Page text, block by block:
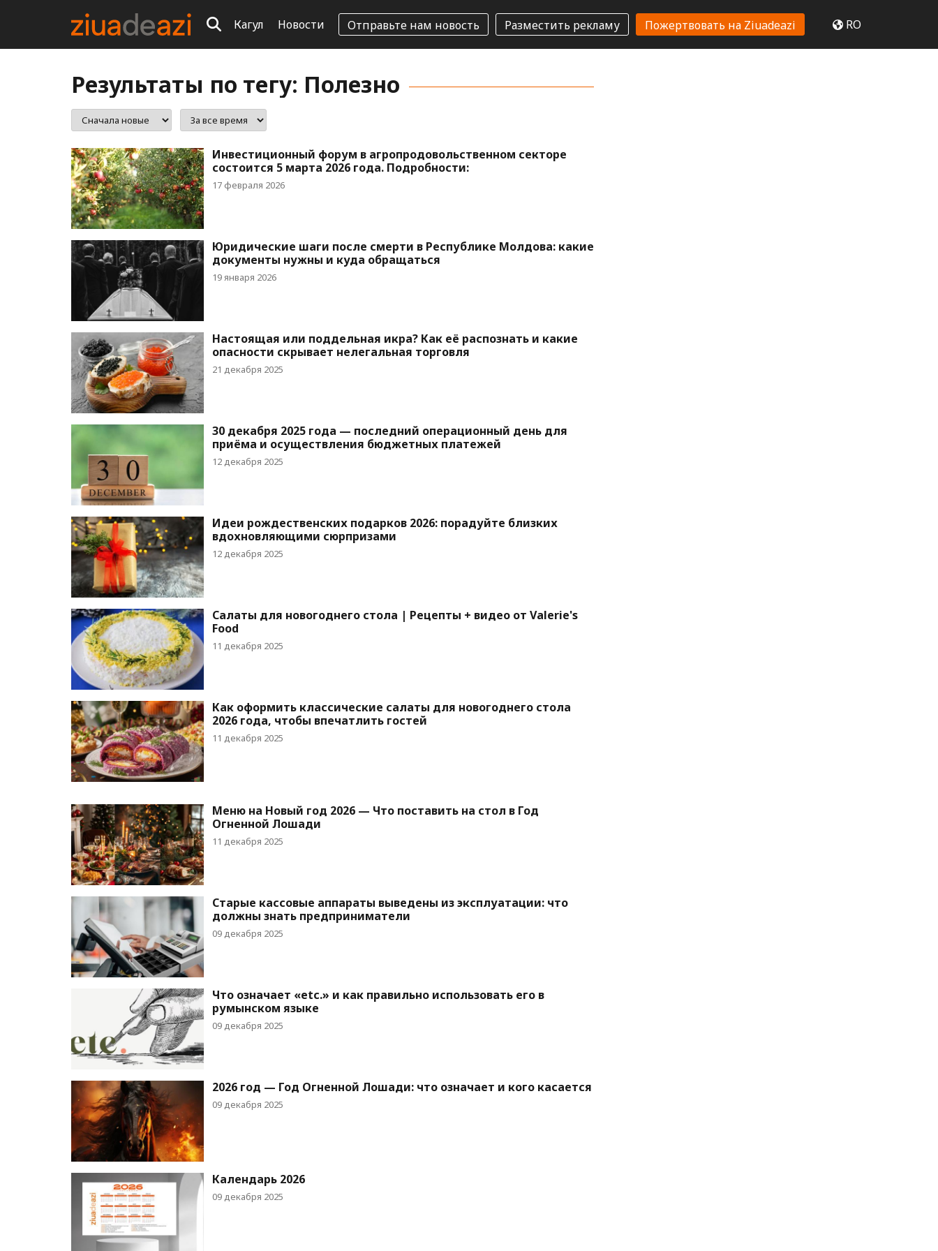
Кагул Новости Отправьте нам новость Разместить рекламу Пожертвовать на Ziuadeazi RO
Результаты по тегу: Полезно
Инвестиционный форум в агропродовольственном секторе
состоится 5 марта 2026 года. Подробности:
17 февраля 2026
Юридические шаги после смерти в Республике Молдова: какие
документы нужны и куда обращаться
19 января 2026
Настоящая или поддельная икра? Как её распознать и какие
опасности скрывает нелегальная торговля
21 декабря 2025
30 декабря 2025 года — последний операционный день для
приёма и осуществления бюджетных платежей
12 декабря 2025
Идеи рождественских подарков 2026: порадуйте близких
вдохновляющими сюрпризами
12 декабря 2025
Салаты для новогоднего стола | Рецепты + видео от Valerie's
Food
11 декабря 2025
Как оформить классические салаты для новогоднего стола
2026 года, чтобы впечатлить гостей
11 декабря 2025
Меню на Новый год 2026 — Что поставить на стол в Год
Огненной Лошади
11 декабря 2025
Старые кассовые аппараты выведены из эксплуатации: что
должны знать предприниматели
09 декабря 2025
Что означает «etc.» и как правильно использовать его в
румынском языке
09 декабря 2025
2026 год — Год Огненной Лошади: что означает и кого касается
09 декабря 2025
Календарь 2026
09 декабря 2025